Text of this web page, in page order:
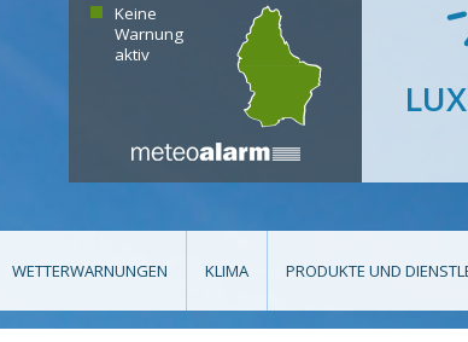
Keine
Warnung
aktiv
WETTERWARNUNGEN KLIMA PRODUKTE UND